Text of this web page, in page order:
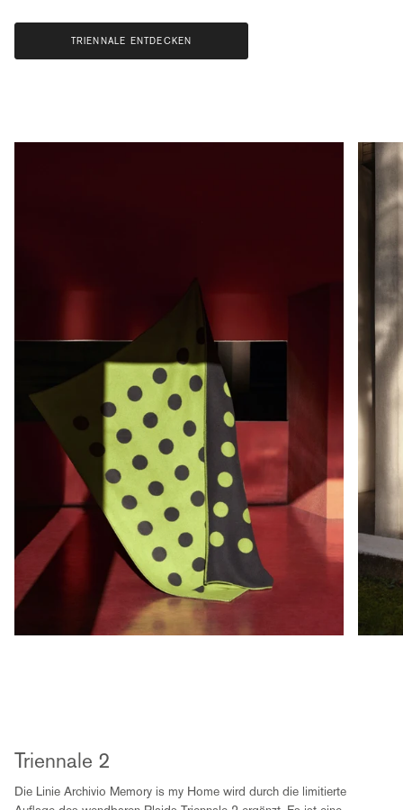
TRIENNALE ENTDECKEN
Triennale 2
Die Linie Archivio Memory is my Home wird durch die limitierte